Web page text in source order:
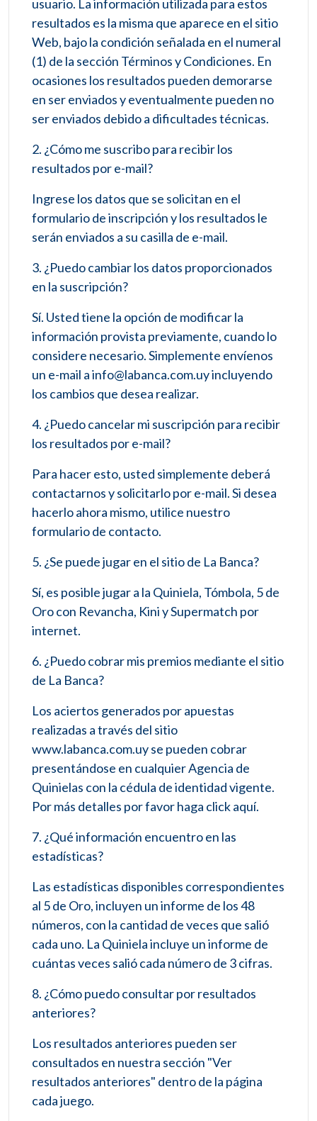
usuario. La información utilizada para estos
resultados es la misma que aparece en el sitio
Web, bajo la condición señalada en el numeral
(1) de la sección Términos y Condiciones. En
ocasiones los resultados pueden demorarse
en ser enviados y eventualmente pueden no
ser enviados debido a dificultades técnicas.
2. ¿Cómo me suscribo para recibir los
resultados por e-mail?
Ingrese los datos que se solicitan en el
formulario de inscripción y los resultados le
serán enviados a su casilla de e-mail.
3. ¿Puedo cambiar los datos proporcionados
en la suscripción?
Sí. Usted tiene la opción de modificar la
información provista previamente, cuando lo
considere necesario. Simplemente envíenos
un e-mail a info@labanca.com.uy incluyendo
los cambios que desea realizar.
4. ¿Puedo cancelar mi suscripción para recibir
los resultados por e-mail?
Para hacer esto, usted simplemente deberá
contactarnos y solicitarlo por e-mail. Si desea
hacerlo ahora mismo, utilice nuestro
formulario de contacto.
5. ¿Se puede jugar en el sitio de La Banca?
Sí, es posible jugar a la Quiniela, Tómbola, 5 de
Oro con Revancha, Kini y Supermatch por
internet.
6. ¿Puedo cobrar mis premios mediante el sitio
de La Banca?
Los aciertos generados por apuestas
realizadas a través del sitio
www.labanca.com.uy se pueden cobrar
presentándose en cualquier Agencia de
Quinielas con la cédula de identidad vigente.
Por más detalles por favor haga click aquí.
7. ¿Qué información encuentro en las
estadísticas?
Las estadísticas disponibles correspondientes
al 5 de Oro, incluyen un informe de los 48
números, con la cantidad de veces que salió
cada uno. La Quiniela incluye un informe de
cuántas veces salió cada número de 3 cifras.
8. ¿Cómo puedo consultar por resultados
anteriores?
Los resultados anteriores pueden ser
consultados en nuestra sección "Ver
resultados anteriores" dentro de la página
cada juego.